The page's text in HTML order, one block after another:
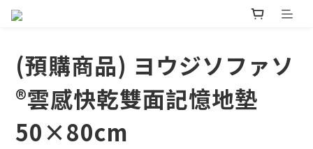
(預購商品) ヨウジソファソ
®雲感快乾雙面記憶地墊
50×80cm